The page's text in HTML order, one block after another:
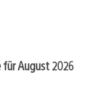
für August 2026